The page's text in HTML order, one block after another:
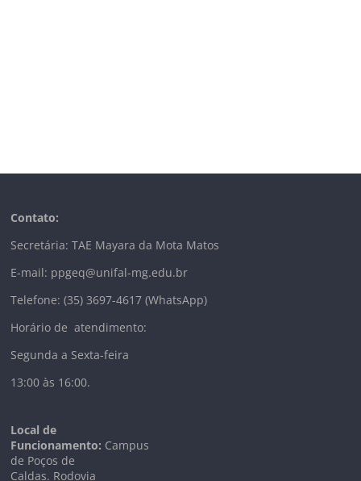
Contato:
Secretária: TAE Mayara da Mota Matos
E-mail: ppgeq@unifal-mg.edu.br
Telefone: (35) 3697-4617 (WhatsApp)
Horário de atendimento:
Segunda a Sexta-feira
13:00 às 16:00.
Local de
Funcionamento: Campus
de Poços de
Caldas. Rodovia